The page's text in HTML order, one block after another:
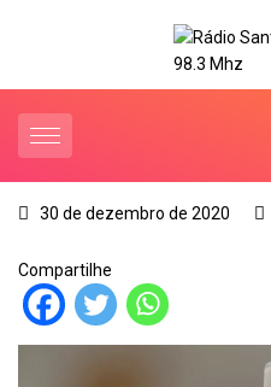
30 de dezembro de 2020
Compartilhe